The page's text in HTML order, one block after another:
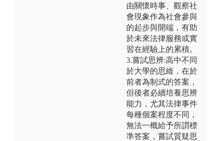
由關懷時事、觀察社
會現象作為社會參與
的起步與開端，有助
於未來法律服務或實
習在經驗上的累積。
3.嘗試思辨:高中不同
於大學的思維，在於
前者為制式的答案，
但後者必續培養思辨
能力，尤其法律事件
每種個案程度不同，
無法一概給予所謂標
準答案，嘗試質疑思